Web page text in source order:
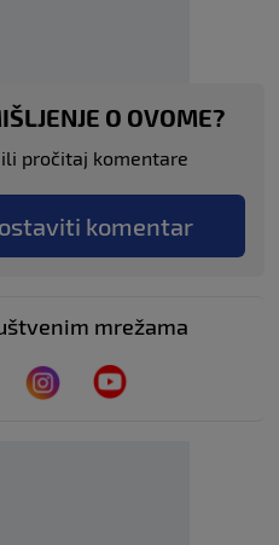
O OVOME?
pročitaj komentare
komentar
mrežama